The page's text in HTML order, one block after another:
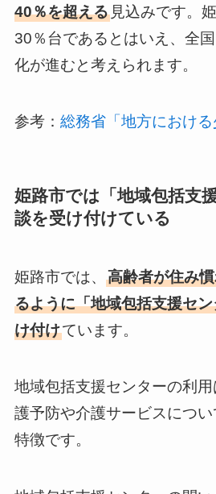
40％を超える見込みです。
30％台であるとはいえ、全
化が進むと考えられます。
参考： 総務省「地方における
姫路市では「地域包括支
談を受け付けている
姫路市では、 高齢者が住み
るように「地域包括支援セ
け付けています。
地域包括支援センターの利
護予防や介護サービスにつ
特徴です。